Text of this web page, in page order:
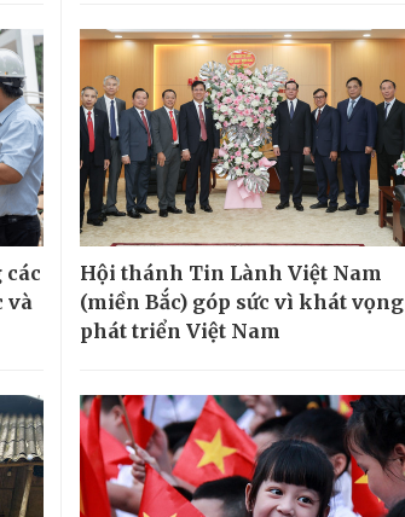
và
Hội thánh Tin Lành Việt Nam
(miền Bắc) góp sức vì khát vọng
phát triển Việt Nam